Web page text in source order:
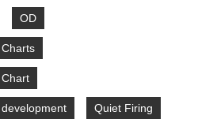
OD
Quiet Firing